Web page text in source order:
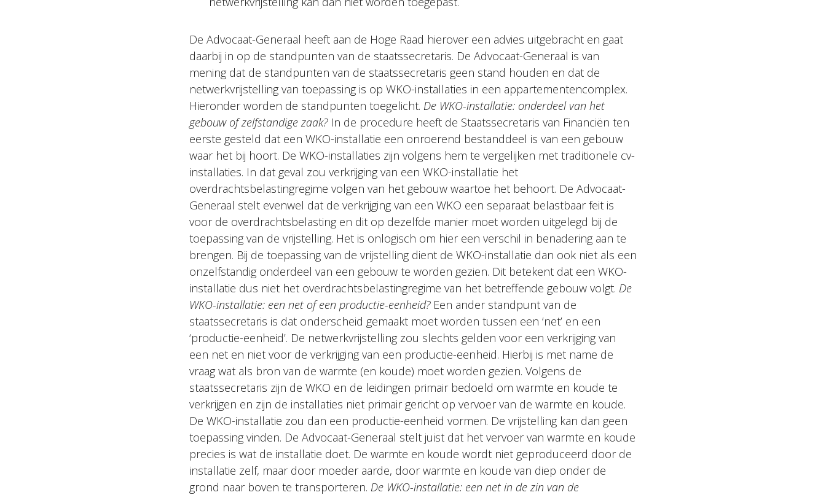
De Advocaat-Generaal heeft aan de Hoge Raad hierover een advies uitgebracht en gaat
daarbij in op de standpunten van de staatssecretaris. De Advocaat-Generaal is van
mening dat de standpunten van de staatssecretaris geen stand houden en dat de
netwerkvrijstelling van toepassing is op WKO-installaties in een appartementencomplex.
Hieronder worden de standpunten toegelicht. De WKO-installatie: onderdeel van het
gebouw of zelfstandige zaak?In de procedure heeft de Staatssecretaris van Financiën ten
eerste gesteld dat een WKO-installatie een onroerend bestanddeel is van een gebouw
waar het bij hoort. De WKO-installaties zijn volgens hem te vergelijken met traditionele cv-
installaties. In dat geval zou verkrijging van een WKO-installatie het
overdrachtsbelastingregime volgen van het gebouw waartoe het behoort. De Advocaat-
Generaal stelt evenwel dat de verkrijging van een WKO een separaat belastbaar feit is
voor de overdrachtsbelasting en dit op dezelfde manier moet worden uitgelegd bij de
toepassing van de vrijstelling. Het is onlogisch om hier een verschil in benadering aan te
brengen. Bij de toepassing van de vrijstelling dient de WKO-installatie dan ook niet als een
onzelfstandig onderdeel van een gebouw te worden gezien. Dit betekent dat een WKO-
installatie dus niet het overdrachtsbelastingregime van het betreffende gebouw volgt. De
WKO-installatie: een net of een productie-eenheid?Een ander standpunt van de
staatssecretaris is dat onderscheid gemaakt moet worden tussen een ‘net’ en een
‘productie-eenheid’. De netwerkvrijstelling zou slechts gelden voor een verkrijging van
een net en niet voor de verkrijging van een productie-eenheid. Hierbij is met name de
vraag wat als bron van de warmte (en koude) moet worden gezien. Volgens de
staatssecretaris zijn de WKO en de leidingen primair bedoeld om warmte en koude te
verkrijgen en zijn de installaties niet primair gericht op vervoer van de warmte en koude.
De WKO-installatie zou dan een productie-eenheid vormen. De vrijstelling kan dan geen
toepassing vinden. De Advocaat-Generaal stelt juist dat het vervoer van warmte en koude
precies is wat de installatie doet. De warmte en koude wordt niet geproduceerd door de
installatie zelf, maar door moeder aarde, door warmte en koude van diep onder de
grond naar boven te transporteren. De WKO-installatie: een net in de zin van de